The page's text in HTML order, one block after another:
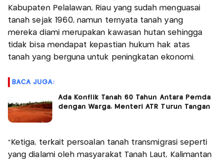
Kabupaten Pelalawan, Riau yang sudah menguasai
tanah sejak 1960, namun ternyata tanah yang
mereka diami merupakan kawasan hutan sehingga
tidak bisa mendapat kepastian hukum hak atas
tanah yang berguna untuk peningkatan ekonomi.
BACA JUGA:
Ada Konflik Tanah 60 Tahun Antara Pemda
dengan Warga, Menteri ATR Turun Tangan
"Ketiga, terkait persoalan tanah transmigrasi seperti
yang dialami oleh masyarakat Tanah Laut, Kalimantan